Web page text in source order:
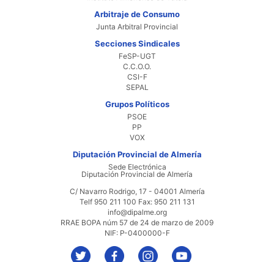
Arbitraje de Consumo
Junta Arbitral Provincial
Secciones Sindicales
FeSP-UGT
C.C.O.O.
CSI-F
SEPAL
Grupos Políticos
PSOE
PP
VOX
Diputación Provincial de Almería
Sede Electrónica
Diputación Provincial de Almería
C/ Navarro Rodrigo, 17 - 04001 Almería
Telf 950 211 100 Fax: 950 211 131
info@dipalme.org
RRAE BOPA núm 57 de 24 de marzo de 2009
NIF: P-0400000-F